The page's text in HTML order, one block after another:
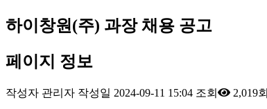
하이창원(주) 과장 채용 공고
페이지 정보
작성자 관리자 작성일 2024-09-11 15:04 조회 2,019회